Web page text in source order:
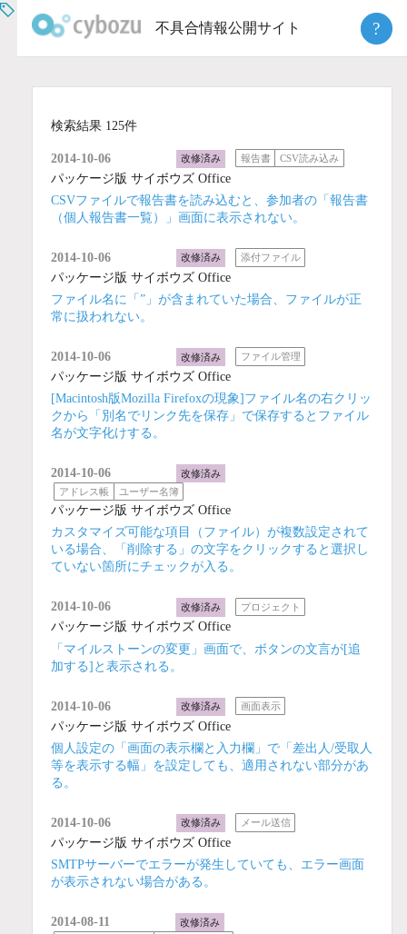
不具合情報公開サイト ?
検索結果 125件
2014-10-06 改修済み 報告書 CSV読み込み
パッケージ版 サイボウズ Office
CSVファイルで報告書を読み込むと、参加者の「報告書
（個人報告書一覧）」画面に表示されない。
2014-10-06 改修済み 添付ファイル
パッケージ版 サイボウズ Office
ファイル名に「”」が含まれていた場合、ファイルが正
常に扱われない。
2014-10-06 改修済み ファイル管理
パッケージ版 サイボウズ Office
[Macintosh版Mozilla Firefoxの現象]ファイル名の右クリッ
クから「別名でリンク先を保存」で保存するとファイル
名が文字化けする。
2014-10-06
改修済み
アドレス帳
ユーザー名簿
パッケージ版 サイボウズ Office
カスタマイズ可能な項目（ファイル）が複数設定されて
いる場合、「削除する」の文字をクリックすると選択し
ていない箇所にチェックが入る。
2014-10-06 改修済み プロジェクト
パッケージ版 サイボウズ Office
「マイルストーンの変更」画面で、ボタンの文言が[追
加する]と表示される。
2014-10-06 改修済み 画面表示
パッケージ版 サイボウズ Office
個人設定の「画面の表示欄と入力欄」で「差出人/受取人
等を表示する幅」を設定しても、適用されない部分があ
る。
2014-10-06 改修済み メール送信
パッケージ版 サイボウズ Office
SMTPサーバーでエラーが発生していても、エラー画面
が表示されない場合がある。
2014-08-11
改修済み